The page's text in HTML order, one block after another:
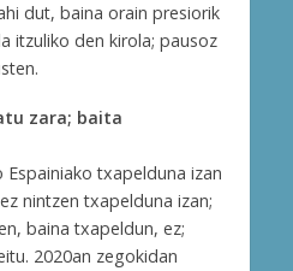
dut, baina orain presiorik
itzuliko den kirola; pausoz
zara; baita
txapelduna izan
nintzen txapelduna izan;
baina txapeldun, ez;
2020an zegokidan